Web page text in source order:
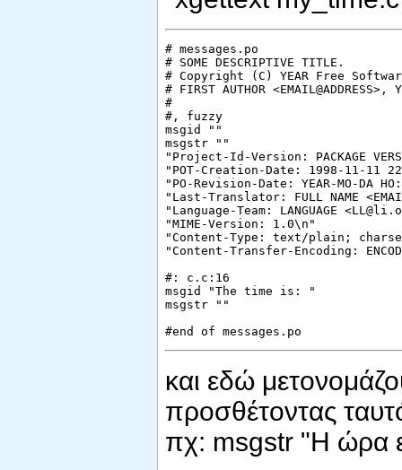
# messages.po
# SOME DESCRIPTIVE TITLE.
# Copyright (C) YEAR Free
# FIRST AUTHOR <EMAIL@ADDRESS>,
#
#, fuzzy
msgid ""
msgstr ""
"Project-Id-Version: PACKAGE
"POT-Creation-Date: 1998-11-11
"PO-Revision-Date: YEAR-MO-DA
"Last-Translator: FULL NAME
"Language-Team: LANGUAGE
"MIME-Version: 1.0\n"
"Content-Type: text/plain;
"Content-Transfer-Encoding:
#: c.c:16
msgid "The time is: "
msgstr ""
και εδώ
προσθέτοντας
πχ: msgstr "Η ώρα